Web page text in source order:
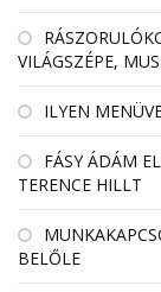
VILÁGSZÉPE,
ILYEN
FÁSY ÁDÁM
TERENCE HILLT
BELŐLE